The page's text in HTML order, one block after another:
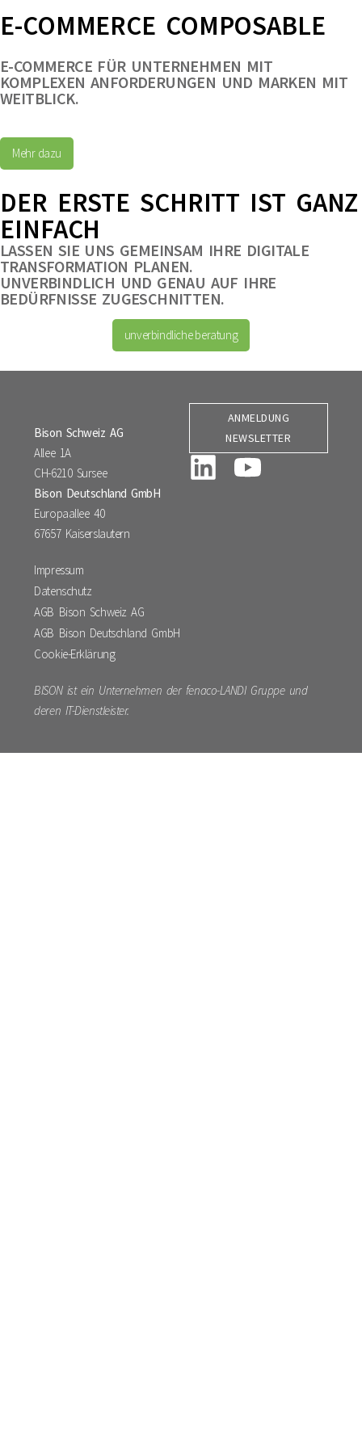
E-COMMERCE COMPOSABLE
E-COMMERCE FÜR UNTERNEHMEN MIT
KOMPLEXEN ANFORDERUNGEN UND MARKEN MIT
WEITBLICK.
Mehr dazu
DER ERSTE SCHRITT IST GANZ
EINFACH
LASSEN SIE UNS GEMEINSAM IHRE DIGITALE
TRANSFORMATION PLANEN.
UNVERBINDLICH UND GENAU AUF IHRE
BEDÜRFNISSE ZUGESCHNITTEN.
unverbindliche beratung
Bison Schweiz AG
Allee 1A
CH-6210 Sursee
Bison Deutschland GmbH
Europaallee 40
67657 Kaiserslautern
ANMELDUNG
NEWSLETTER
Impressum
Datenschutz
AGB Bison Schweiz AG
AGB Bison Deutschland GmbH
Cookie-Erklärung
BISON ist ein Unternehmen der fenaco-LANDI Gruppe und
deren IT-Dienstleister.